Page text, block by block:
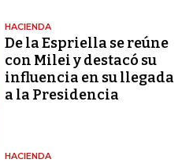
HACIENDA
De la Espriella se reúne
con Milei y destacó su
influencia en su llegada
a la Presidencia
HACIENDA